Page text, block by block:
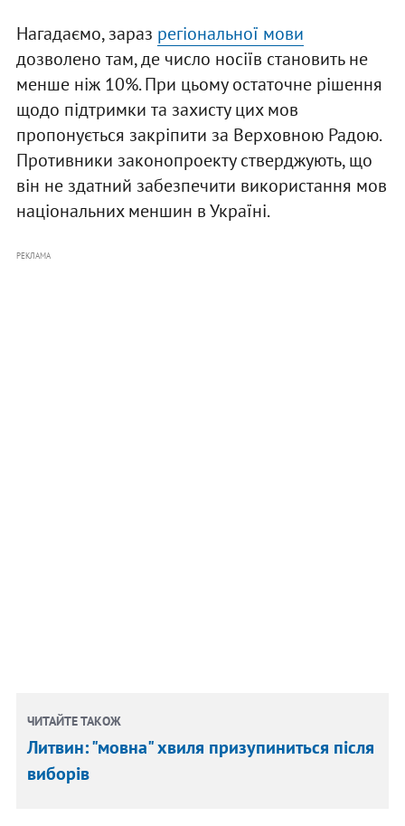
Нагадаємо, зараз регіональної мови
дозволено там, де число носіїв становить не
менше ніж 10%. При цьому остаточне рішення
щодо підтримки та захисту цих мов
пропонується закріпити за Верховною Радою.
Противники законопроекту стверджують, що
він не здатний забезпечити використання мов
національних меншин в Україні.
РЕКЛАМА
ЧИТАЙТЕ ТАКОЖ
Литвин: "мовна" хвиля призупиниться після
виборів